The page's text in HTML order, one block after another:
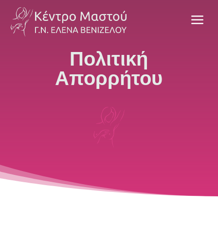
a
Πολιτική
Απορρήτου